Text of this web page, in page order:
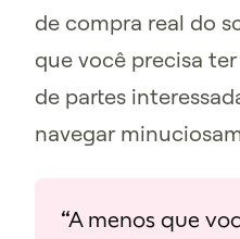
de compra real do
que você precisa
de partes
navegar
“A menos que